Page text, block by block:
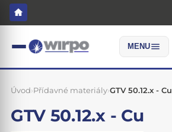
MENU
Úvod›Přídavné materiály›GTV 50.12.x - Cu
GTV 50.12.x - Cu